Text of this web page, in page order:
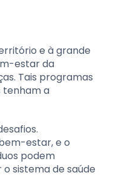
e à grande
estar da
Tais programas
tenham a
estar, e o
podem
sistema de saúde